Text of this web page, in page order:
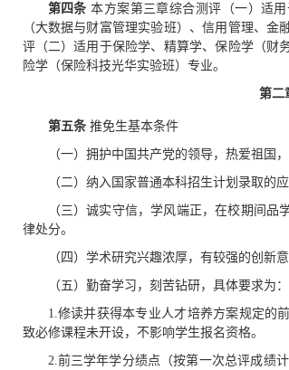
第四条 本方案第三章综合测评（一）适
（大数据与财富管理实验班）、信用管理、
评（二）适用于保险学、精算学、保险学（财
险学（保险科技光华实验班）专业。
第二
第五条推免生基本条件
（一）拥护中国共产党的领导，热爱祖国
（二）纳入国家普通本科招生计划录取的
（三）诚实守信，学风端正，在校期间
律处分。
（四）学术研究兴趣浓厚，有较强的创新
（五）勤奋学习，刻苦钻研，具体要求为：
1.修读并获得本专业人才培养方案规定的
致必修课程未开设，不影响学生报名资格。
2.前三学年学分绩点（按第一次总评成绩